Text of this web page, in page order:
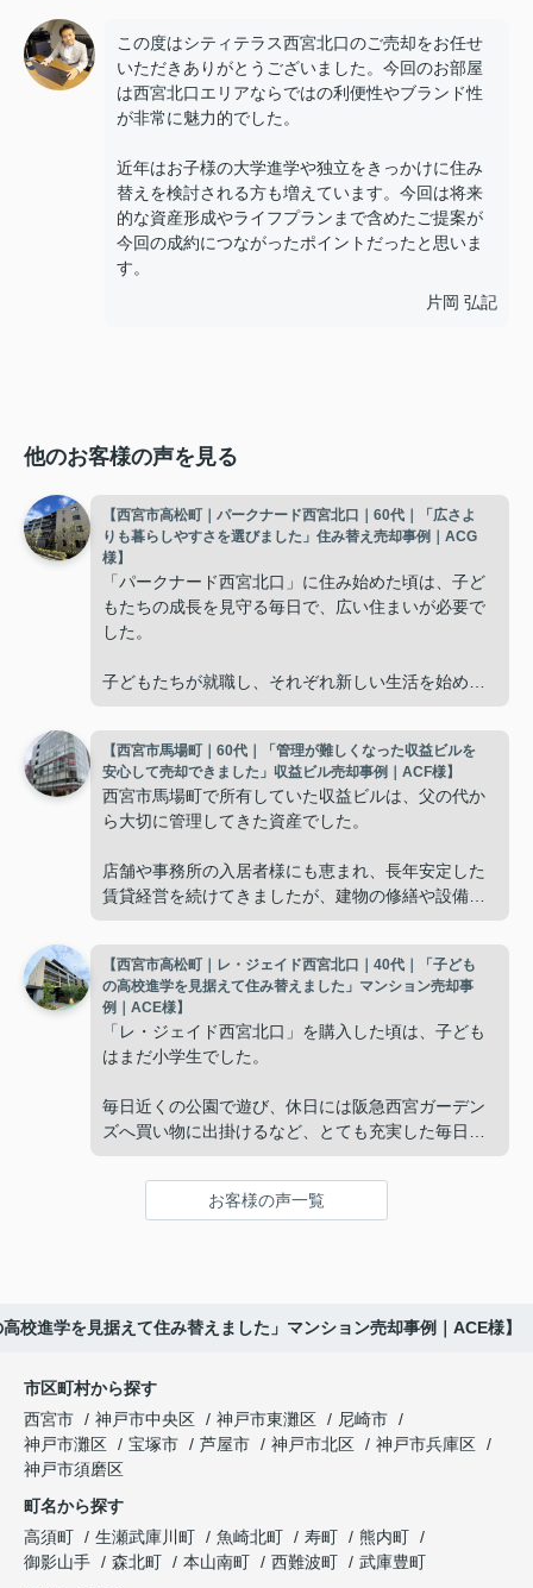
この度はシティテラス西宮北口のご売却をお任せ
いただきありがとうございました。今回のお部屋
は西宮北口エリアならではの利便性やブランド性
が非常に魅力的でした。
近年はお子様の大学進学や独立をきっかけに住み
替えを検討される方も増えています。今回は将来
的な資産形成やライフプランまで含めたご提案が
今回の成約につながったポイントだったと思いま
す。
片岡 弘記
他のお客様の声を見る
【西宮市高松町｜パークナード西宮北口｜60代｜「広さよ
りも暮らしやすさを選びました」住み替え売却事例｜ACG
様】
「パークナード西宮北口」に住み始めた頃は、子ど
もたちの成長を見守る毎日で、広い住まいが必要で
した。
子どもたちが就職し、それぞれ新しい生活を始める
使わない部屋が増え、
「今の私たちには少し広すぎるね。」
掃除や管理の負担も考え、夫婦二人にちょうど良い
インフィニティエステートさんへ相談すると、「パ
ークナード西宮北口」の査定だけでなく、住み替え
先とのスケジュールや資金計画まで丁寧にサポート
してくださいました。
販売活動では、西宮北口駅へのアクセス、阪急西宮
ガーデンズ、医療機関や買い物施設など、将来も安
した。
趣味を楽しむ時間が増えました。
これからの暮らしを前向きに考えられるようにな
り、住み替えを決断して本当に良かったと思ってい
ます。
【西宮市馬場町｜60代｜「管理が難しくなった収益ビルを
安心して売却できました」収益ビル売却事例｜ACF様】
西宮市馬場町で所有していた収益ビルは、父の代か
ら大切に管理してきた資産でした。
店舗や事務所の入居者様にも恵まれ、長年安定した
賃貸経営を続けてきましたが、建物の修繕や設備更
子どもたちはそれぞれ別の仕事に就いており、
「将来、このビルの管理を任せるのは難しいかもし
れない。」
と家族で話し合うようになりました。
インフィニティエステートさんへ相談すると、収益
投資家向けの販売方法をご提案いただきました。
「立地も良く、長期保有したい物件です。」
と話され、このビルを大切に運営してくださること
になりました。
長年守ってきた資産を安心して引き継ぐことがで
き、家族全員が納得できる売却となりました。
【西宮市高松町｜レ・ジェイド西宮北口｜40代｜「子ども
の高校進学を見据えて住み替えました」マンション売却事
例｜ACE様】
「レ・ジェイド西宮北口」を購入した頃は、子ども
はまだ小学生でした。
毎日近くの公園で遊び、休日には阪急西宮ガーデン
ズへ買い物に出掛けるなど、とても充実した毎日を
年月が経ち、子どもが高校進学を意識する年齢にな
「レ・ジェイド西宮北口」の査定だけでなく、新居
購入とのタイミングや資金計画についても丁寧に説
明してくださいました。
販売活動では、西宮北口駅へのアクセス、阪急西宮
ガーデンズ、教育施設、商業施設など、このエリア
お客様の声一覧
校進学を見据えて住み替えました」マンション売却事例｜ACE様】
市区町村から探す
西宮市
神戸市中央区 神戸市東灘区
尼崎市
神戸市灘区
宝塚市 芦屋市 神戸市北区
神戸市兵庫区
神戸市須磨区
町名から探す
高須町
生瀬武庫川町 魚崎北町 寿町
熊内町
御影山手
森北町 本山南町 西難波町
武庫豊町